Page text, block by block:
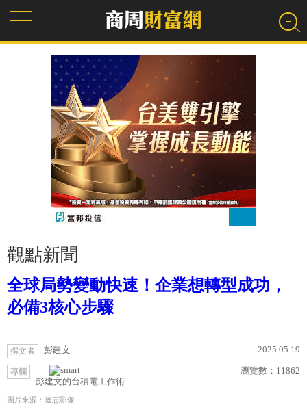
觀點新聞
全球局勢變動快速！企業想轉型成功，
必備3核心步驟
撰文者 彭建文 2025.05.19
專欄
彭建文的台積電工作術
瀏覽數： 11862
圖片來源：達志影像